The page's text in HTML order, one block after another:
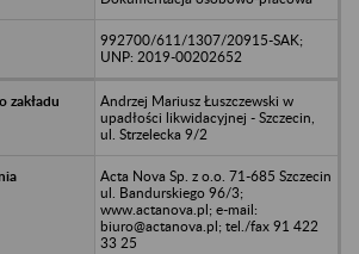
992700/611/1307/20915-SAK;
UNP: 2019-00202652
Andrzej Mariusz Łuszczewski w
upadłości likwidacyjnej - Szczecin,
ul. Strzelecka 9/2
Acta Nova Sp. z o.o. 71-685 Szczecin
ul. Bandurskiego 96/3;
www.actanova.pl; e-mail:
biuro@actanova.pl; tel./fax 91 422
33 25